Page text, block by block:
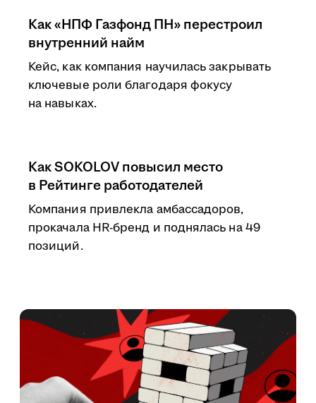
Как «НПФ Газфонд ПН» перестроил
внутренний найм
Кейс, как компания научилась закрывать
ключевые роли благодаря фокусу
на навыках.
Как SOKOLOV повысил место
в Рейтинге работодателей
Компания привлекла амбассадоров,
прокачала HR-бренд и поднялась на 49
позиций.